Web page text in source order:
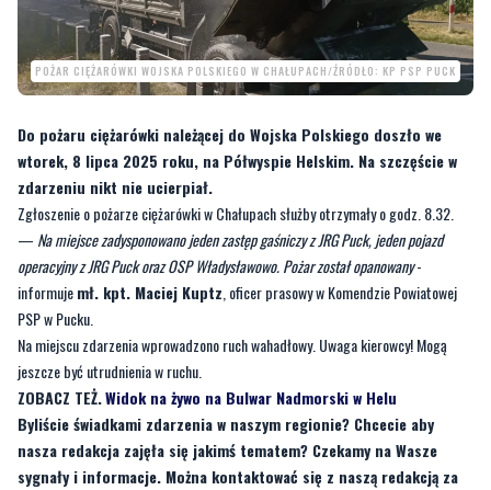
POŻAR CIĘŻARÓWKI WOJSKA POLSKIEGO W CHAŁUPACH/ŹRÓDŁO: KP PSP PUCK
Do pożaru ciężarówki należącej do Wojska Polskiego doszło we
wtorek, 8 lipca 2025 roku, na Półwyspie Helskim. Na szczęście w
zdarzeniu nikt nie ucierpiał.
Zgłoszenie o pożarze ciężarówki w Chałupach służby otrzymały o godz. 8.32.
— Na miejsce zadysponowano jeden zastęp gaśniczy z JRG Puck, jeden pojazd
operacyjny z JRG Puck oraz OSP Władysławowo. Pożar został opanowany-
informujemł. kpt. Maciej Kuptz, oficer prasowy w Komendzie Powiatowej
PSP w Pucku.
Na miejscu zdarzenia wprowadzono ruch wahadłowy. Uwaga kierowcy! Mogą
jeszcze być utrudnienia w ruchu.
ZOBACZ TEŻ.Widok na żywo na Bulwar Nadmorski w Helu
Byliście świadkami zdarzenia w naszym regionie? Chcecie aby
nasza redakcja zajęła się jakimś tematem? Czekamy na Wasze
sygnały i informacje. Można kontaktować się z naszą redakcją za